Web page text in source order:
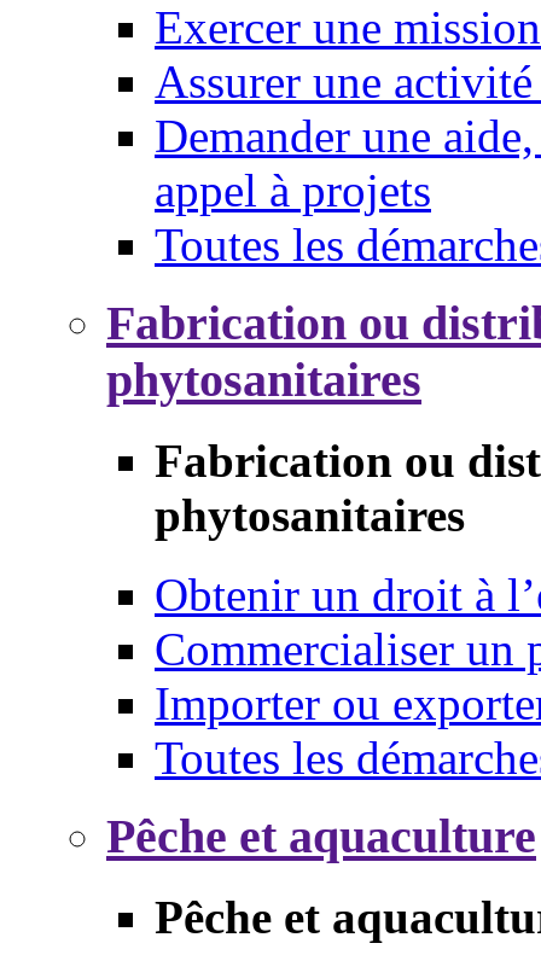
Exercer une mission
Assurer une
Demander une
appel à projets
Toutes les
Fabrication ou
phytosanitaires
Fabrication ou
phytosanitaires
Obtenir un droit à
Commercialiser un
Importer ou
Toutes les
Pêche et aquaculture
Pêche et